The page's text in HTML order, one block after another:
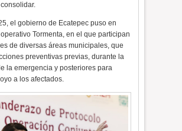
el gobierno de Ecatepec puso en
Tormenta, en el que participan
de diversas áreas municipales, que
preventivas previas, durante la
la emergencia y posteriores para
a los afectados.